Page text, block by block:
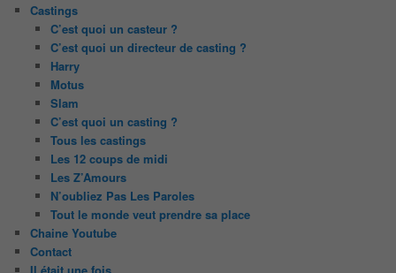
Castings
C’est quoi un casteur ?
C’est quoi un directeur de casting ?
Harry
Motus
Slam
C’est quoi un casting ?
Tous les castings
Les 12 coups de midi
Les Z’Amours
N’oubliez Pas Les Paroles
Tout le monde veut prendre sa place
Chaine Youtube
Contact